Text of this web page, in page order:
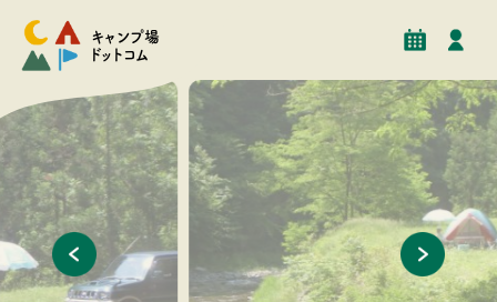
キャンプ場
ドットコム
予約 施設情報